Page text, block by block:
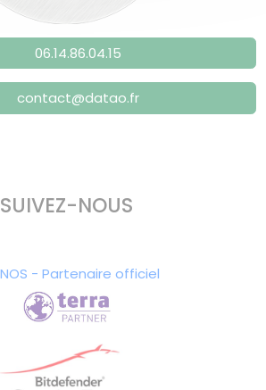
06.14.86.04.15
contact@datao.fr
SUIVEZ-NOUS